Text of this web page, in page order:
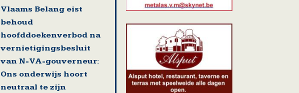
Vlaams Belang eist
behoud
hoofddoekenverbod na
vernietigingsbesluit
van N-VA-gouverneur:
Ons onderwijs hoort
neutraal te zijn